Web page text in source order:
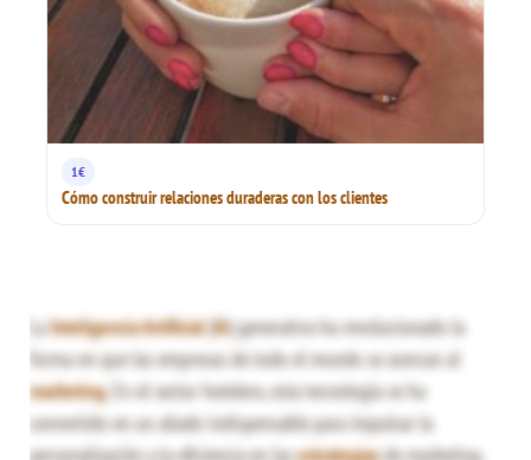
1€
Cómo construir relaciones duraderas con los clientes
LaInteligencia Artificial(IA) generativa ha revolucionado la
forma en que las empresas de todo el mundo se acercan al
marketing. En el sector hotelero, esta tecnología se ha
convertido en un aliado indispensable para impulsar la